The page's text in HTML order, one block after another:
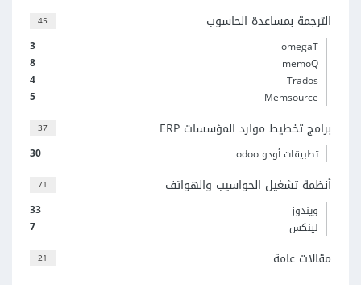
45 الترجمة بمساعدة الحاسوب
3
omegaT
8
memoQ
4
Trados
5
Memsource
37 برامج تخطيط موارد المؤسسات ERP
30 تطبيقات أودو odoo
71 أنظمة تشغيل الحواسيب والهواتف
33
ويندوز
7
لينكس
21
مقالات عامة